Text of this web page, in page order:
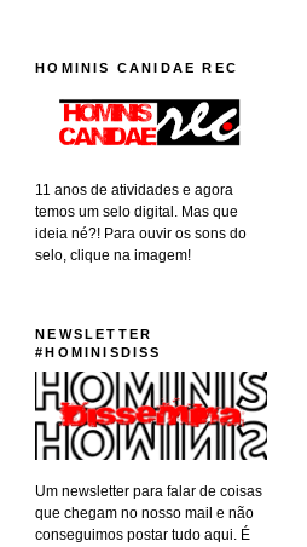
HOMINIS CANIDAE REC
11 anos de atividades e agora
temos um selo digital. Mas que
ideia né?! Para ouvir os sons do
selo, clique na imagem!
NEWSLETTER
#HOMINISDISS
Um newsletter para falar de coisas
que chegam no nosso mail e não
conseguimos postar tudo aqui. É